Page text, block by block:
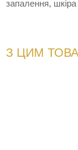
запалення,
З ЦИМ